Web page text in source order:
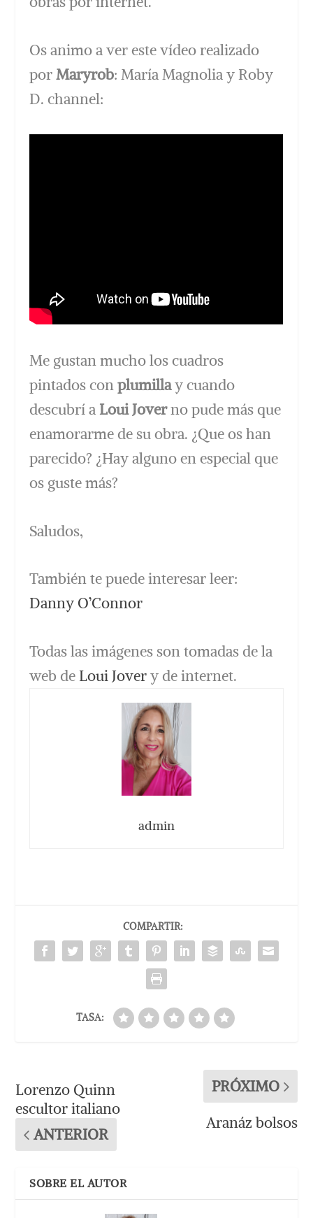
Os animo a ver este vídeo realizado
porMaryrob: María Magnolia y Roby
D. channel:
Me gustan mucho los cuadros
pintados conplumillay cuando
descubrí a Loui Joverno pude más que
enamorarme de su obra. ¿Que os han
parecido? ¿Hay alguno en especial que
os guste más?
Saludos,
También te puede interesar leer:
Danny O’Connor
Todas las imágenes son tomadas de la
web de Loui Jovery de internet.
admin
COMPARTIR:
TASA:
Lorenzo Quinn
escultor italiano
ANTERIOR
PRÓXIMO
Aranáz bolsos
SOBRE EL AUTOR